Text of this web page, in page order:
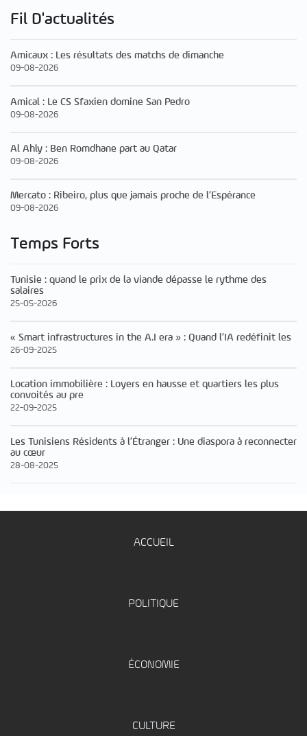
Fil D'actualités
Amicaux : Les résultats des matchs de dimanche
09-08-2026
Amical : Le CS Sfaxien domine San Pedro
09-08-2026
Al Ahly : Ben Romdhane part au Qatar
09-08-2026
Mercato : Ribeiro, plus que jamais proche de l’Espérance
09-08-2026
Temps Forts
Tunisie : quand le prix de la viande dépasse le rythme des
salaires
25-05-2026
« Smart infrastructures in the A.I era » : Quand l’IA redéfinit les
26-09-2025
Location immobilière : Loyers en hausse et quartiers les plus
convoités au pre
22-09-2025
Les Tunisiens Résidents à l’Étranger : Une diaspora à reconnecter
au cœur
28-08-2025
ACCUEIL
POLITIQUE
ÉCONOMIE
CULTURE